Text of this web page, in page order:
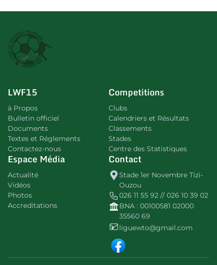
LWF15
à Propos
Bulletin officiel
Documents
Textes et Réglements
Contactez-nous
Competitions
Clubs
Calendriers et Résultats
Classements
Stades
Centre des Statistiques
Espace Média
Actualité
Vidéos
Photos
Accreditations
Contact
Stade 1er Novembre Tizi-
Ouzou
026 11 55 92 // 026 10 39 02
BNA : 00100581 02000
35560 69
liguewto@gmail.com